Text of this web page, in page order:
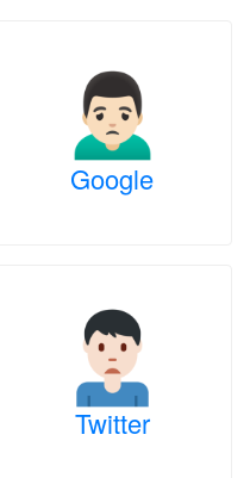
Google
Twitter